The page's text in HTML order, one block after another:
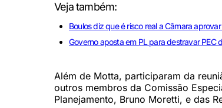
Veja também:
Boulos diz que é risco real a Câmara
Governo aposta em PL para destravar PEC
Além de Motta, participaram da
outros membros da Comissão
Planejamento, Bruno Moretti, e das